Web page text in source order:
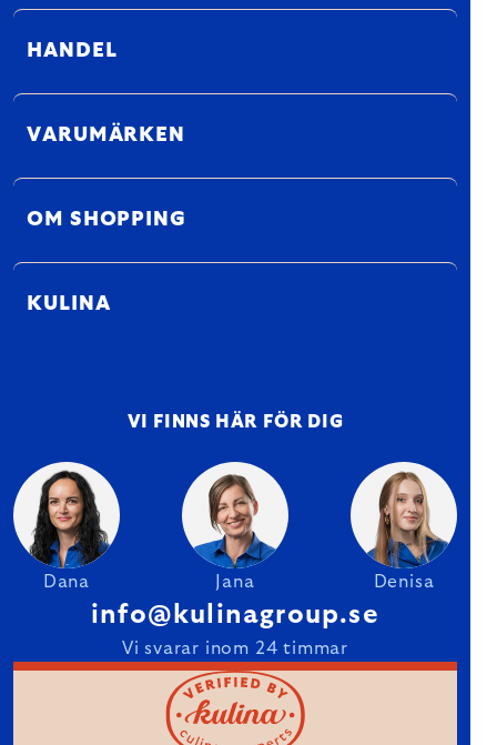
HANDEL
VARUMÄRKEN
OM SHOPPING
KULINA
VI FINNS HÄR FÖR DIG
Dana Jana Denisa
info@kulinagroup.se
Vi svarar inom 24 timmar